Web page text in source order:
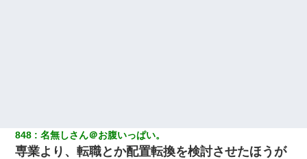
848 名無しさん＠お腹いっぱい。
専業より、転職とか配置転換を検討させたほうが